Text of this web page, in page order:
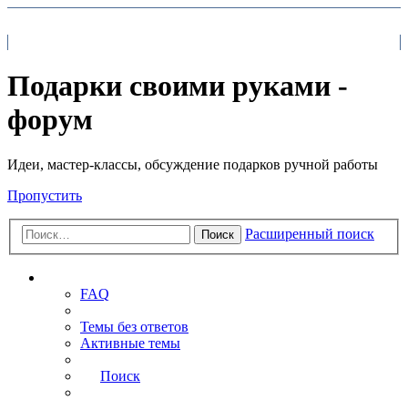
Подарки своими руками -
форум
Идеи, мастер-классы, обсуждение подарков ручной работы
Пропустить
Поиск Расширенный поиск
FAQ
Темы без ответов
Активные темы
Поиск